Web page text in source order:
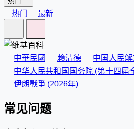
热门 最新
中華民國 賴清德 中国人民解
中华人民共和国国务院 (第十四届
伊朗戰爭 (2026年)
常见问题